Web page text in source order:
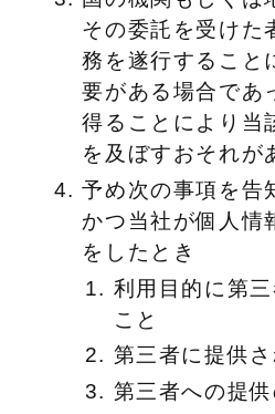
その委託を受けた
務を遂行すること
要がある場合であ
得ることにより当
を及ぼすおそれが
予め次の事項を告
かつ当社が個人情
をしたとき
利用目的に第
こと
第三者に提供
第三者への提